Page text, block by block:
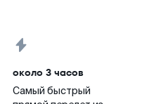
около 3 часов
Самый быстрый